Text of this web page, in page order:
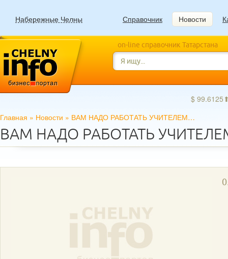
Набережные Челны Справочник Новости
on-line справочник Татарстана
$
Главная » Новости » ВАМ НАДО РАБОТАТЬ УЧИТЕЛЕМ…
ВАМ НАДО РАБОТАТЬ